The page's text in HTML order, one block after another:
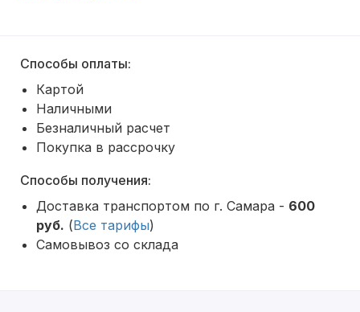
Способы оплаты:
Картой
Наличными
Безналичный расчет
Покупка в рассрочку
Способы получения:
Доставка транспортом по г. Самара - 600
руб. (Все тарифы)
Самовывоз со склада